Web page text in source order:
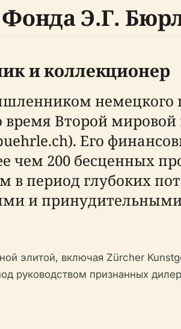
Э.Г.
и коллекционер
немецкого
Второй мировой
Его
200 бесценных
в период глубоких
и
элитой, включая Zürcher
руководством признанных